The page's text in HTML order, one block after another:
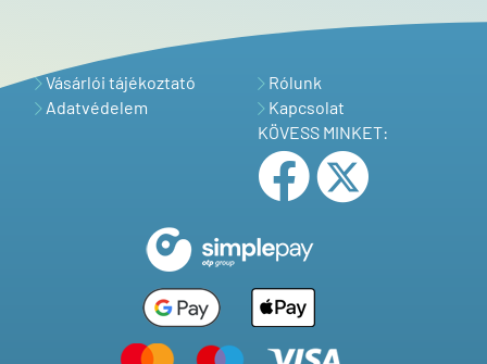
Vásárlói tájékoztató
Adatvédelem
Rólunk
Kapcsolat
KÖVESS MINKET: